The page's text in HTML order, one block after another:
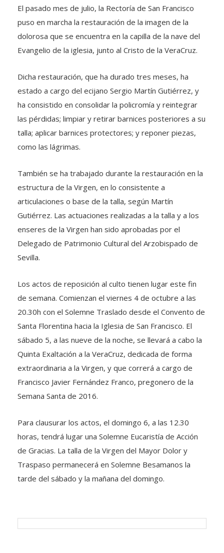
El pasado mes de julio, la Rectoría de San Francisco
puso en marcha la restauración de la imagen de la
dolorosa que se encuentra en la capilla de la nave del
Evangelio de la iglesia, junto al Cristo de la VeraCruz.
Dicha restauración, que ha durado tres meses, ha
estado a cargo del ecijano Sergio Martín Gutiérrez, y
ha consistido en consolidar la policromía y reintegrar
las pérdidas; limpiar y retirar barnices posteriores a su
talla; aplicar barnices protectores; y reponer piezas,
como las lágrimas.
También se ha trabajado durante la restauración en la
estructura de la Virgen, en lo consistente a
articulaciones o base de la talla, según Martín
Gutiérrez. Las actuaciones realizadas a la talla y a los
enseres de la Virgen han sido aprobadas por el
Delegado de Patrimonio Cultural del Arzobispado de
Sevilla.
Los actos de reposición al culto tienen lugar este fin
de semana. Comienzan el viernes 4 de octubre a las
20.30h con el Solemne Traslado desde el Convento de
Santa Florentina hacia la Iglesia de San Francisco. El
sábado 5, a las nueve de la noche, se llevará a cabo la
Quinta Exaltación a la VeraCruz, dedicada de forma
extraordinaria a la Virgen, y que correrá a cargo de
Francisco Javier Fernández Franco, pregonero de la
Semana Santa de 2016.
Para clausurar los actos, el domingo 6, a las 12.30
horas, tendrá lugar una Solemne Eucaristía de Acción
de Gracias. La talla de la Virgen del Mayor Dolor y
Traspaso permanecerá en Solemne Besamanos la
tarde del sábado y la mañana del domingo.